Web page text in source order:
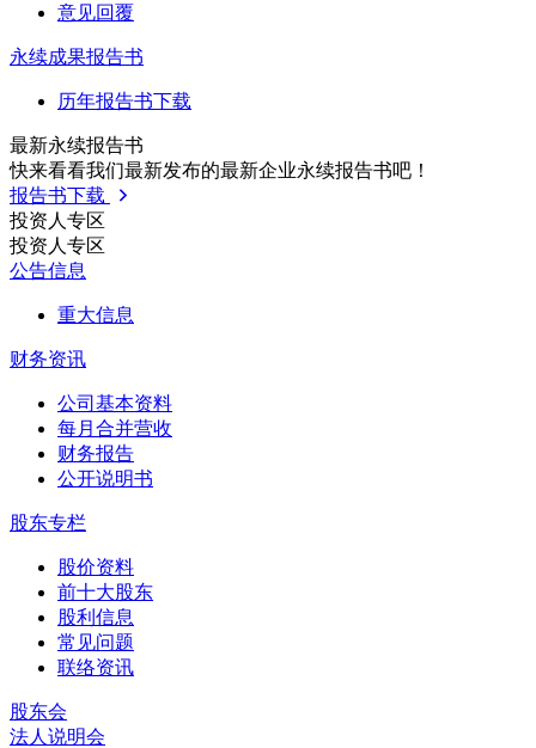
意见回覆
永续成果报告书
历年报告书下载
最新永续报告书
快来看看我们最新发布的最新企业永续报告书吧！
报告书下载
投资人专区
投资人专区
公告信息
重大信息
财务资讯
公司基本资料
每月合并营收
财务报告
公开说明书
股东专栏
股价资料
前十大股东
股利信息
常见问题
联络资讯
股东会
法⼈说明会